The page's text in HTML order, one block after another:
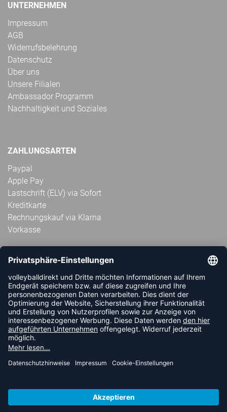
UNTERNEHMEN
Impressum
AGB
Widerrufsbelehrung
Datenschutz
Über uns
Unsere Filialen
Ambassador Programm
Nachhaltigkeit und Soziales
ZAHLUNGSARTEN
Paypal
Apple Pay
Lastschrift (ELV) via Sofort
Kreditkarte
Rechnungskauf via Klarna
Vorkasse
ABONNIERE JETZT DEN KOSTENLOSEN
VOLLEYBALLDIREKT-NEWSLETTER UND VERPASSE KEINE
NEUIGKEIT ODER AKTION MEHR.
JETZT ANMELDEN